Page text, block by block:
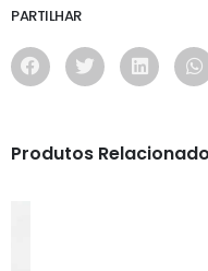
PARTILHAR
Produtos